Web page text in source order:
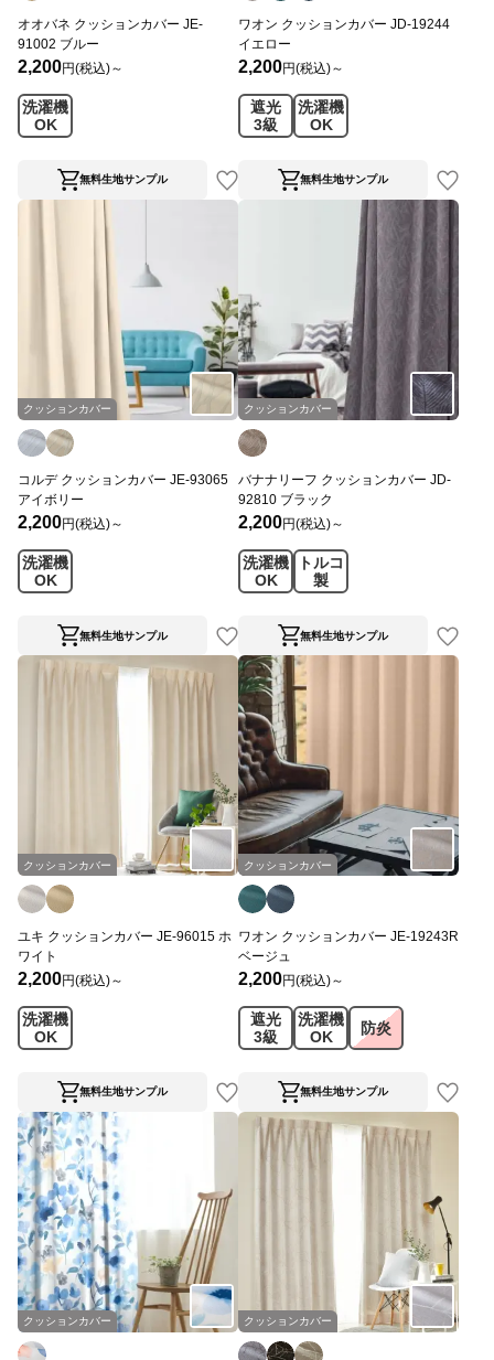
オオバネ クッションカバー JE-
91002 ブルー
2,200円(税込)～
洗濯機
OK
無料生地サンプル
ワオン クッションカバー JD-19244
イエロー
2,200円(税込)～
遮光
3級
洗濯機
OK
無料生地サンプル
クッションカバー
コルデ クッションカバー JE-93065
アイボリー
2,200円(税込)～
洗濯機
OK
無料生地サンプル
クッションカバー
バナナリーフ クッションカバー JD-
92810 ブラック
2,200円(税込)～
洗濯機
OK
トルコ
製
無料生地サンプル
クッションカバー
ユキ クッションカバー JE-96015 ホ
ワイト
2,200円(税込)～
洗濯機
OK
無料生地サンプル
クッションカバー
ワオン クッションカバー JE-19243R
ベージュ
2,200円(税込)～
遮光
3級
洗濯機
OK
防炎
無料生地サンプル
クッションカバー クッションカバー